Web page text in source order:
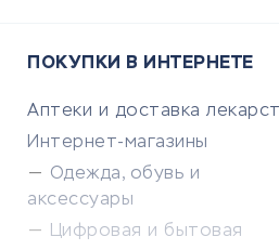
ПОКУПКИ В ИНТЕРНЕТЕ
Аптеки и доставка
Интернет-магазины
Одежда, обувь и
аксессуары
Цифровая и бытовая